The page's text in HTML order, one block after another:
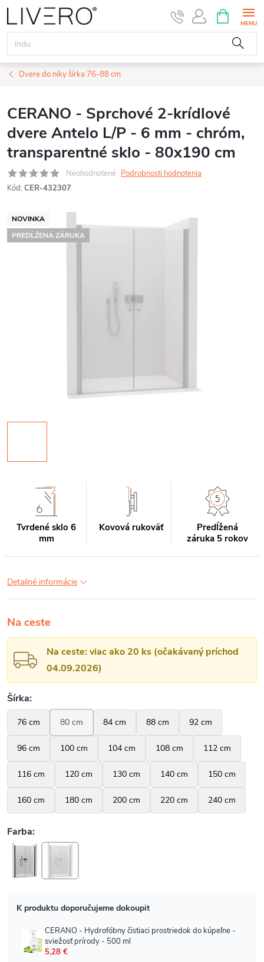
Prejsť
na
obsah
KOŠÍK
Dvere do niky šírka 76-88 cm
CERANO - Sprchové 2-krídlové
dvere Antelo L/P - 6 mm - chróm,
transparentné sklo - 80x190 cm
Neohodnotené Podrobnosti hodnotenia
Kód: CER-432307
NOVINKA
PREDĹŽENÁ ZÁRUKA
Tvrdené sklo 6
mm
Kovová rukoväť
Predĺžená
záruka 5 rokov
Detailné informácie
Na ceste
Na ceste: viac ako 20 ks (očakávaný príchod
04.09.2026)